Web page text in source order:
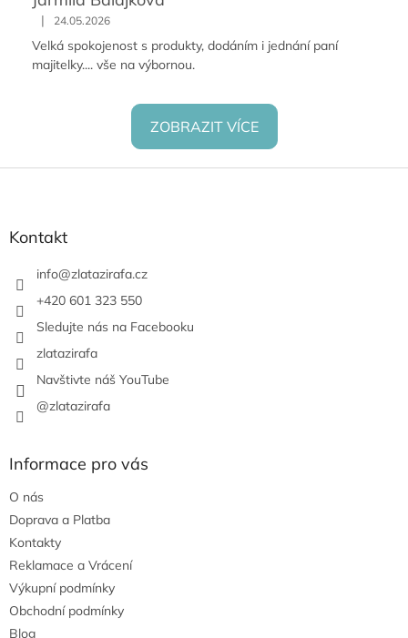
| 24.05.2026
Velká spokojenost s produkty, dodáním i jednání paní
majitelky.... vše na výbornou.
ZOBRAZIT VÍCE
Kontakt
info@zlatazirafa.cz
+420 601 323 550
Sledujte nás na Facebooku
zlatazirafa
Navštivte náš YouTube
@zlatazirafa
Informace pro vás
O nás
Doprava a Platba
Kontakty
Reklamace a Vrácení
Výkupní podmínky
Obchodní podmínky
Blog